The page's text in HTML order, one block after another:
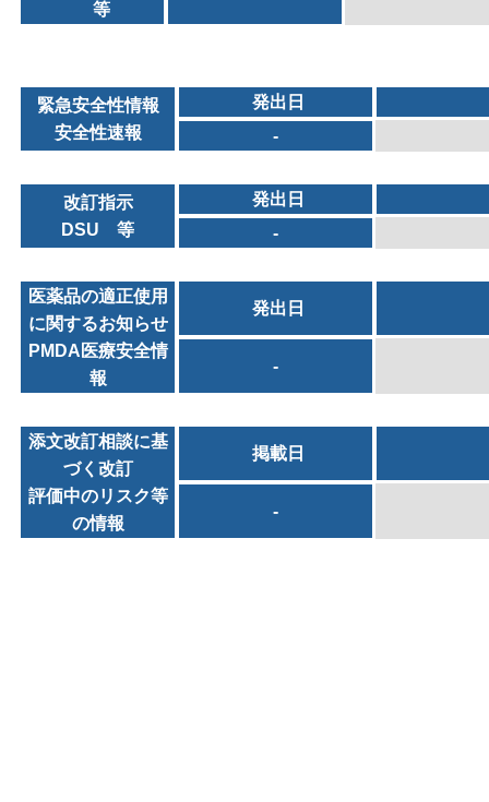
等
緊急安全性情報
安全性速報
発出日
-
改訂指示
DSU 等
発出日
-
医薬品の適正使用
に関するお知らせ
PMDA医療安全情
報
発出日
-
添文改訂相談に基
づく改訂
評価中のリスク等
の情報
掲載日
-